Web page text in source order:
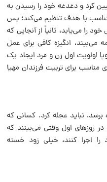
کرد و دغدغه خود را رسیدن به
متناسب با هدف تنظیم می‌‏کند؛ پس
را می‌‏یابد، ثانیاً از آنجایی که
می‏‌بیند، انگیزه کافی برای عمل
اولویت اول زن و مرد ایجاد یک
مناسب برای تربیت فرزندان مهیا
نباید عجله کرد. کسانی که
روزهای اول وقتی می‌‏بینند که
را اجرا کنند، خیلی زود خسته